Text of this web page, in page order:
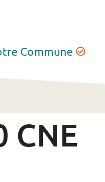
Commune
CNE